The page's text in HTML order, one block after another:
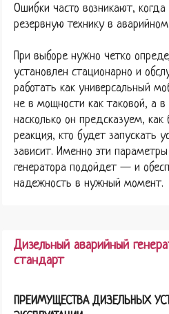
Ошибки часто возникают,
резервную технику в
При выборе нужно четко
установлен стационарно и
работать как универсальный
не в мощности как таковой, а в
насколько он предсказуем, как
реакция, кто будет запускать
зависит. Именно эти
генератора подойдет — и
надежность в нужный момент.
Дизельный аварийный
стандарт
ПРЕИМУЩЕСТВА ДИЗЕЛЬНЫХ